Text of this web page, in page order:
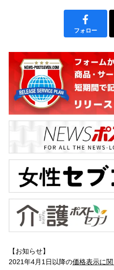
フォロー
【お知らせ】
2021年4月1日以降の価格表示に